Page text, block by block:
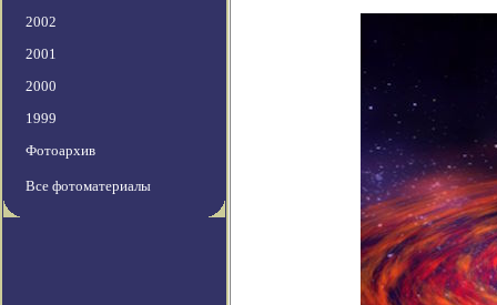
2002
2001
2000
1999
Фотоархив
Все фотоматериалы